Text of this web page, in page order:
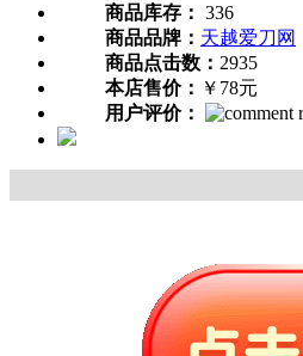
商品库存： 336
商品品牌： 天越爱刀网
商品点击数： 2935
本店售价： ￥78元
用户评价：